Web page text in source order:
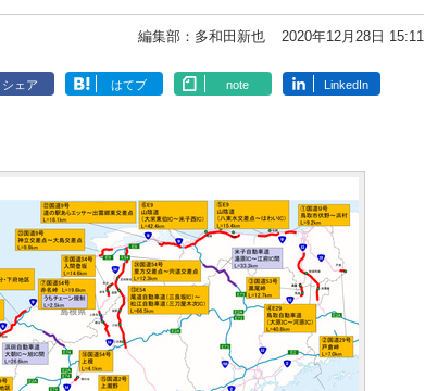
編集部：多和田新也 2020年12月28日 15:11
シェア はてブ note LinkedIn